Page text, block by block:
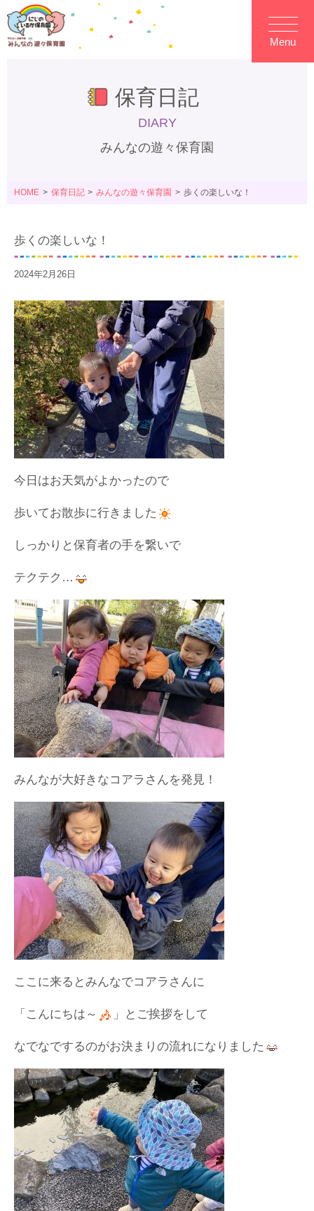
Menu
保育日記
DIARY
みんなの遊々保育園
HOME 保育日記 みんなの遊々保育園 歩くの楽しいな！
歩くの楽しいな！
2024年2月26日
今日はお天気がよかったので
歩いてお散歩に行きました
しっかりと保育者の手を繋いで
テクテク…
みんなが大好きなコアラさんを発見！
ここに来るとみんなでコアラさんに
「こんにちは～ 」とご挨拶をして
なでなでするのがお決まりの流れになりました